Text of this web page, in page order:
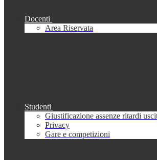
Docenti
Area Riservata
Studenti
Giustificazione assenze ritardi
Privacy
Gare e competizioni